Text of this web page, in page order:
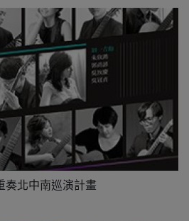
奏北中南巡演計畫